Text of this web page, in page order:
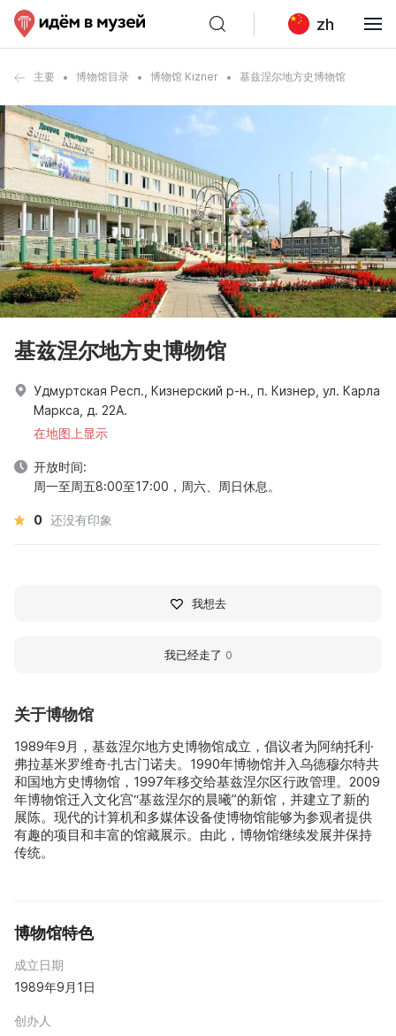
zh
主要 博物馆目录 博物馆 Kizner 基兹涅尔地方史博物馆
关于博物馆
1989年9月，基兹涅尔地方史博物馆成立，倡议者为阿纳托利·
弗拉基米罗维奇·扎古门诺夫。1990年博物馆并入乌德穆尔特共
和国地方史博物馆，1997年移交给基兹涅尔区行政管理。2009
年博物馆迁入文化宫“基兹涅尔的晨曦”的新馆，并建立了新的
展陈。现代的计算机和多媒体设备使博物馆能够为参观者提供
有趣的项目和丰富的馆藏展示。由此，博物馆继续发展并保持
传统。
博物馆特色
成立日期
1989年9月1日
创办人
基兹涅尔地方史博物馆
Удмуртская Респ., Кизнерский р-н., п. Кизнер, ул. Карла
Маркса, д. 22А.
在地图上显示
开放时间:
周一至周五8:00至17:00，周六、周日休息。
0 还没有印象
我想去
我已经走了 0